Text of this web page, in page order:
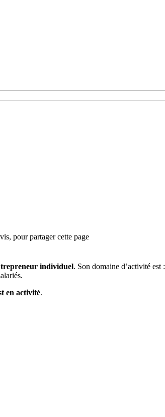
pour partager cette page
individuel. Son domaine d’activité est :
en activité.